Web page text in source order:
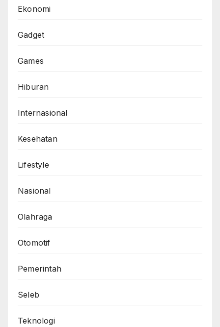
Ekonomi
Gadget
Games
Hiburan
Internasional
Kesehatan
Lifestyle
Nasional
Olahraga
Otomotif
Pemerintah
Seleb
Teknologi